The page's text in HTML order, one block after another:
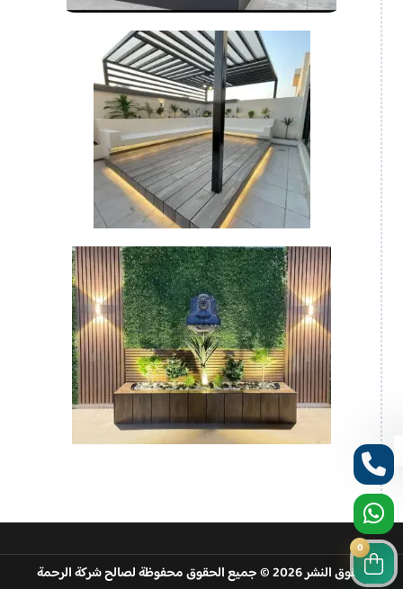
حقوق النشر 2026 © جميع الحقوق محفوظة لصالح شركة الرحمة
0